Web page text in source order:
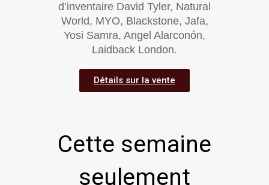
d’inventaire David Tyler, Natural
World, MYO, Blackstone, Jafa,
Yosi Samra, Angel Alarconón,
Laidback London.
Détails sur la vente
Cette semaine
seulement